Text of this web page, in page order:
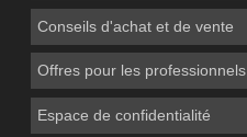
Conseils d'achat et de vente
Offres pour les professionnels
Espace de confidentialité